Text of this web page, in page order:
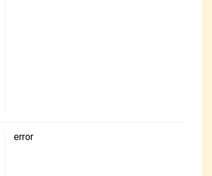
error